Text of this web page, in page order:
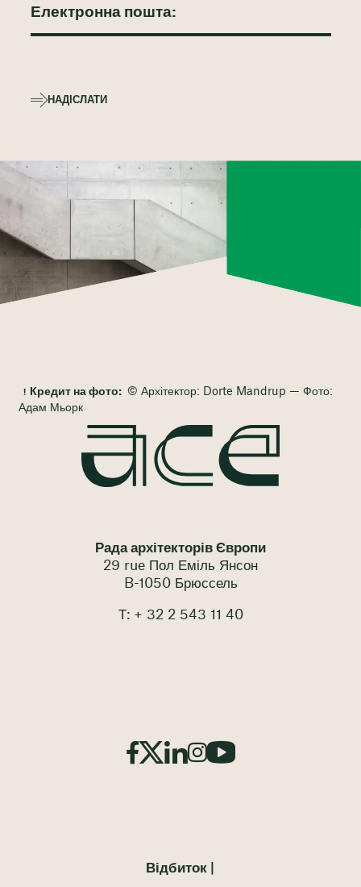
НАДІСЛАТИ
Кредит на фото: © Архітектор: Dorte Mandrup — Фото:
Адам Мьорк
Рада архітекторів Європи
29 rue Пол Еміль Янсон
B-1050 Брюссель
Т: + 32 2 543 11 40
Відбиток